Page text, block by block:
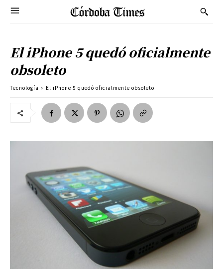
El iPhone 5 quedó oficialmente
obsoleto
Tecnología El iPhone 5 quedó oficialmente obsoleto